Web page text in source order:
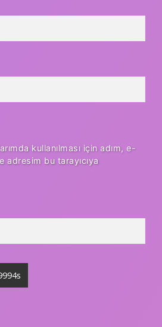
kullanılması için adım, e-
bu tarayıcıya